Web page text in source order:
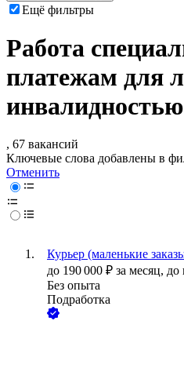
Ещё фильтры
Работа
платежам для
, 67 вакансий
Ключевые слова добавлены в
Отменить
Курьер (маленькие
до 190 000 ₽ за месяц, до
Без опыта
Подработка